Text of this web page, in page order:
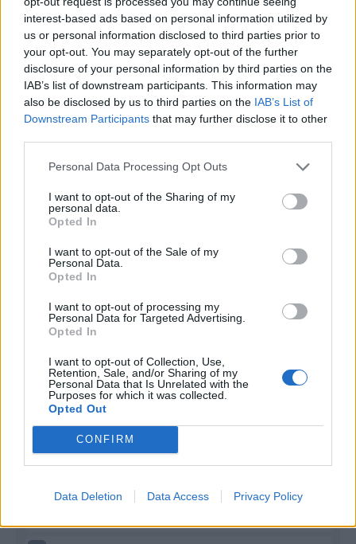
interest-based ads based on personal information utilized by
us or personal information disclosed to third parties prior to
your opt-out. You may separately opt-out of the further
disclosure of your personal information by third parties on the
IAB’s list of downstream participants. This information may
also be disclosed by us to third parties on the IAB’s List of
Downstream Participants that may further disclose it to other
Personal Data Processing Opt Outs
I want to opt-out of the Sharing of my
personal data.
Opted In
I want to opt-out of the Sale of my
Personal Data.
Opted In
I want to opt-out of processing my
Personal Data for Targeted Advertising.
Opted In
I want to opt-out of Collection, Use,
Retention, Sale, and/or Sharing of my
Personal Data that Is Unrelated with the
Purposes for which it was collected.
Opted Out
CONFIRM
Data Deletion Data Access Privacy Policy
Infortunato 0 - 0%
Inutilizzato 16 - 42
stagionale
SAM 2-1 BEN
1-2 SAM
SAM 1-1
ROM 3-0 VER
BEN 0-4
3-1 UDI